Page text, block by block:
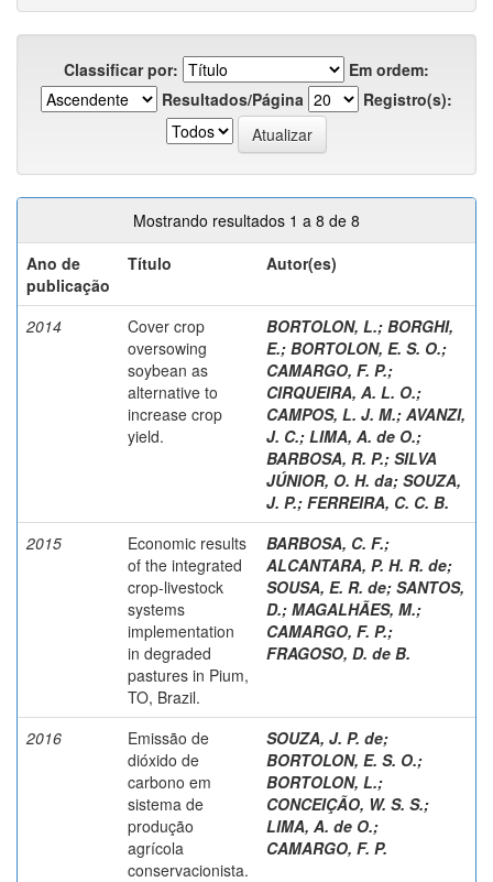
Classificar por:
Em ordem:
Resultados/Página
Registro(s):
Mostrando resultados 1 a 8 de 8
Ano de
publicação
Título Autor(es)
2014
Cover crop
oversowing
soybean as
alternative to
increase crop
yield.
BORTOLON, L.; BORGHI,
E.; BORTOLON, E. S. O.;
CAMARGO, F. P.;
CIRQUEIRA, A. L. O.;
CAMPOS, L. J. M.; AVANZI,
J. C.; LIMA, A. de O.;
BARBOSA, R. P.; SILVA
JÚNIOR, O. H. da; SOUZA,
J. P.; FERREIRA, C. C. B.
2015
Economic results
of the integrated
crop-livestock
systems
implementation
in degraded
pastures in Pium,
TO, Brazil.
BARBOSA, C. F.;
ALCANTARA, P. H. R. de;
SOUSA, E. R. de; SANTOS,
D.; MAGALHÃES, M.;
CAMARGO, F. P.;
FRAGOSO, D. de B.
2016
Emissão de
dióxido de
carbono em
sistema de
produção
agrícola
conservacionista.
SOUZA, J. P. de;
BORTOLON, E. S. O.;
BORTOLON, L.;
CONCEIÇÃO, W. S. S.;
LIMA, A. de O.;
CAMARGO, F. P.